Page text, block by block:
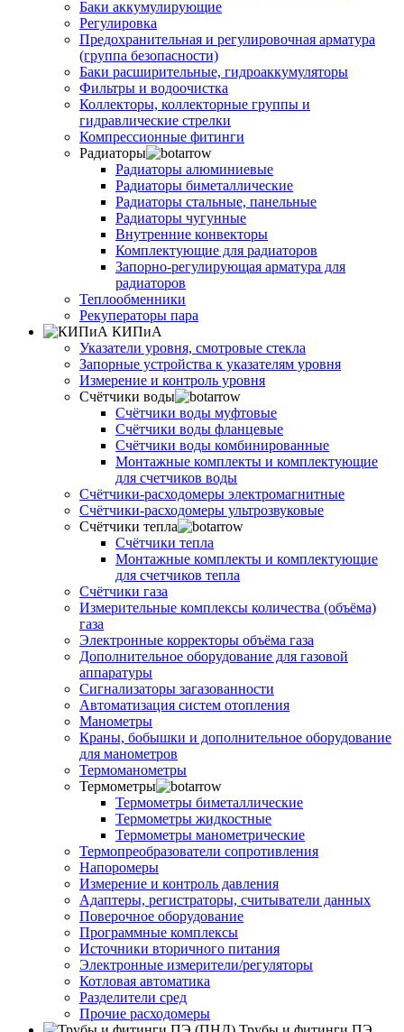
Баки аккумулирующие
Регулировка
Предохранительная и регулировочная арматура
(группа безопасности)
Баки расширительные, гидроаккумуляторы
Фильтры и водоочистка
Коллекторы, коллекторные группы и
гидравлические стрелки
Компрессионные фитинги
Радиаторы
Радиаторы алюминиевые
Радиаторы биметаллические
Радиаторы стальные, панельные
Радиаторы чугунные
Внутренние конвекторы
Комплектующие для радиаторов
Запорно-регулирующая арматура для
радиаторов
Теплообменники
Рекуператоры пара
КИПиА
Указатели уровня, смотровые стекла
Запорные устройства к указателям уровня
Измерение и контроль уровня
Счётчики воды
Счётчики воды муфтовые
Счётчики воды фланцевые
Счётчики воды комбинированные
Монтажные комплекты и комплектующие
для счетчиков воды
Счётчики-расходомеры электромагнитные
Счётчики-расходомеры ультрозвуковые
Счётчики тепла
Счётчики тепла
Монтажные комплекты и комплектующие
для счетчиков тепла
Счётчики газа
Измерительные комплексы количества (объёма)
газа
Электронные корректоры объёма газа
Дополнительное оборудование для газовой
аппаратуры
Сигнализаторы загазованности
Автоматизация систем отопления
Манометры
Краны, бобышки и дополнительное оборудование
для манометров
Термоманометры
Термометры
Термометры биметаллические
Термометры жидкостные
Термометры манометрические
Термопреобразователи сопротивления
Напоромеры
Измерение и контроль давления
Адаптеры, регистраторы, считыватели данных
Поверочное оборудование
Программные комплексы
Источники вторичного питания
Электронные измерители/регуляторы
Котловая автоматика
Разделители сред
Прочие расходомеры